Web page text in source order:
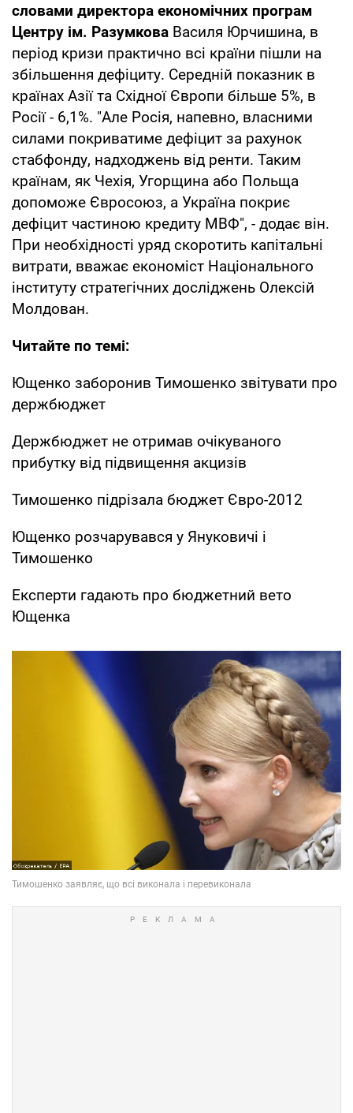
словами директора економічних програм
Центру ім. Разумкова Василя Юрчишина, в
період кризи практично всі країни пішли на
збільшення дефіциту. Середній показник в
країнах Азії та Східної Європи більше 5%, в
Росії - 6,1%. "Але Росія, напевно, власними
силами покриватиме дефіцит за рахунок
стабфонду, надходжень від ренти. Таким
країнам, як Чехія, Угорщина або Польща
допоможе Євросоюз, а Україна покриє
дефіцит частиною кредиту МВФ", - додає він.
При необхідності уряд скоротить капітальні
витрати, вважає економіст Національного
інституту стратегічних досліджень Олексій
Молдован.
Читайте по темі:
Ющенко заборонив Тимошенко звітувати про
держбюджет
Держбюджет не отримав очікуваного
прибутку від підвищення акцизів
Тимошенко підрізала бюджет Євро-2012
Ющенко розчарувався у Януковичі і
Тимошенко
Експерти гадають про бюджетний вето
Ющенка